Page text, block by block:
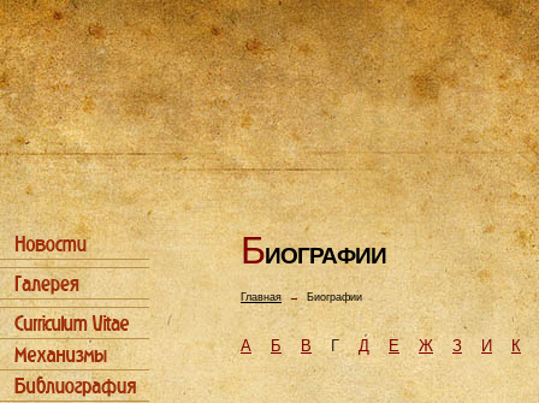
БИОГРАФИИ
Главная→ Биографии
А Б В Г Д Е Ж З И К